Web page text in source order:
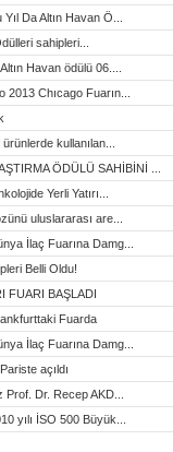
Da Altın Havan Ö...
sahipleri...
Havan ödülü 06....
2013 Chıcago Fuarın...
kullanılan...
ÖDÜLÜ SAHİBİNİ ...
Yerli Yatırı...
uluslararası are...
İlaç Fuarına Damg...
Belli Oldu!
FUARI BAŞLADI
Fuarda
İlaç Fuarına Damg...
açıldı
Prof. Dr. Recep AKD...
yılı İSO 500 Büyük...